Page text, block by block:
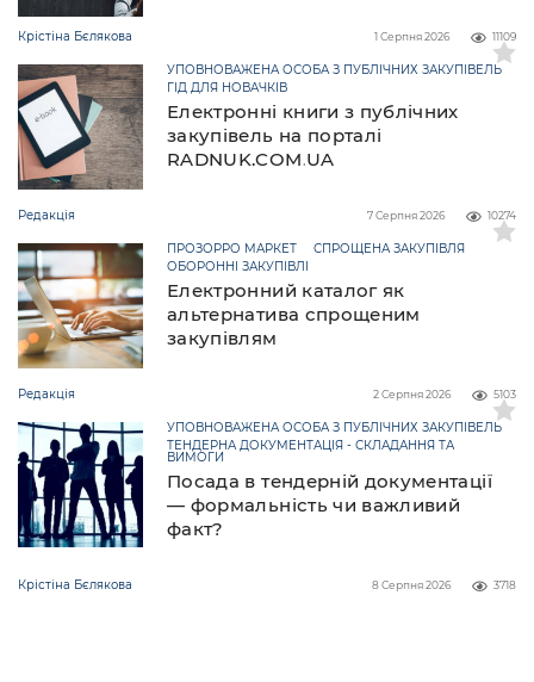
Крістіна Бєлякова 11109
1 Серпня 2026
Електронні книги з публічних
закупівель на порталі
RADNUK.COM.UA
УПОВНОВАЖЕНА ОСОБА З ПУБЛІЧНИХ ЗАКУПІВЕЛЬ
ГІД ДЛЯ НОВАЧКІВ
Редакція 10274
7 Серпня 2026
Електронний каталог як
альтернатива спрощеним
закупівлям
ПРОЗОРРО МАРКЕТ
СПРОЩЕНА ЗАКУПІВЛЯ
ОБОРОННІ ЗАКУПІВЛІ
Редакція 5103
2 Серпня 2026
Посада в тендерній документації
— формальність чи важливий
факт?
УПОВНОВАЖЕНА ОСОБА З ПУБЛІЧНИХ ЗАКУПІВЕЛЬ
ТЕНДЕРНА ДОКУМЕНТАЦІЯ - СКЛАДАННЯ ТА
ВИМОГИ
Крістіна Бєлякова 3718
8 Серпня 2026